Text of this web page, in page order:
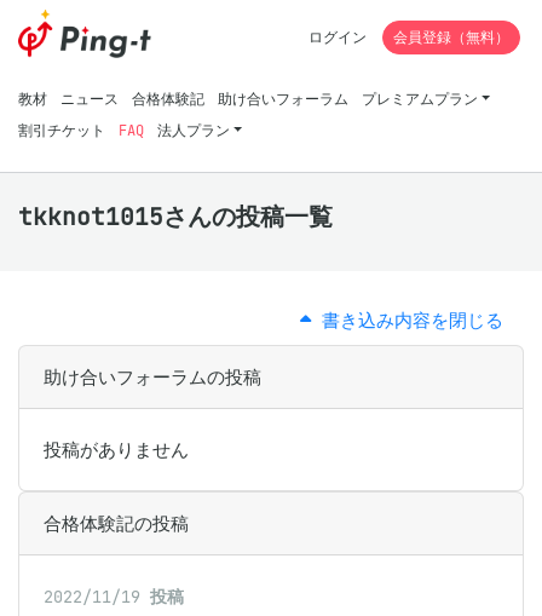
教材 ニュース 合格体験記 助け合いフォーラム
プレミアムプラン
割引チケット
FAQ 法人プラン
ログイン 会員登録（無料）
tkknot1015さんの投稿一覧
書き込み内容を閉じる
助け合いフォーラムの投稿
投稿がありません
合格体験記の投稿
2022/11/19 投稿